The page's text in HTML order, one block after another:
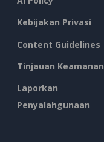
Kebijakan Privasi
Content Guidelines
Tinjauan Keamanan
Laporkan
Penyalahgunaan